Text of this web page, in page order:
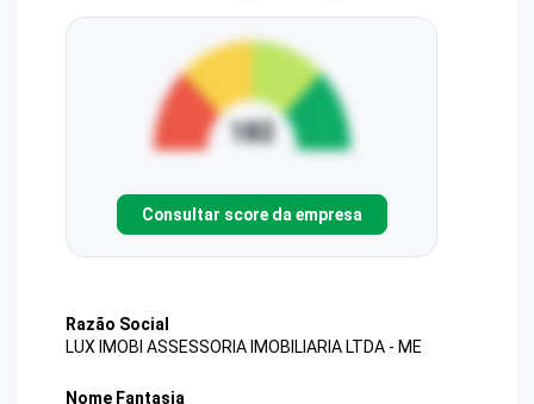
Consultar score da empresa
Razão Social
LUX IMOBI ASSESSORIA IMOBILIARIA LTDA - ME
Nome Fantasia